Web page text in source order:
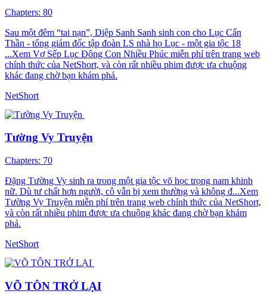
Chapters: 80
Sau một đêm “tai nạn”, Diệp Sanh Sanh sinh con cho Lục Cẩn
Thần - tổng giám đốc tập đoàn LS nhà họ Lục - một gia tộc 18
...Xem Vợ Sếp Lục Đông Con Nhiều Phúc miễn phí trên trang web
chính thức của NetShort, và còn rất nhiều phim được ưa chuộng
khác đang chờ bạn khám phá.
NetShort
Tường Vy Truyện
Chapters: 70
Đặng Tường Vy sinh ra trong một gia tộc võ học trọng nam khinh
nữ. Dù tư chất hơn người, cô vẫn bị xem thường và không đ...Xem
Tường Vy Truyện miễn phí trên trang web chính thức của NetShort,
và còn rất nhiều phim được ưa chuộng khác đang chờ bạn khám
phá.
NetShort
VÕ TÔN TRỞ LẠI